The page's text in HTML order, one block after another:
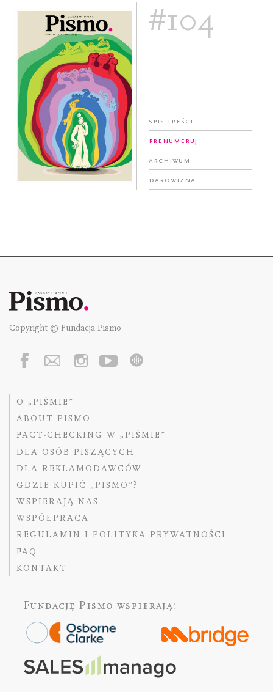
#104
Spis treści
Prenumeruj
Archiwum
Darowizna
Copyright © Fundacja Pismo
O „PIŚMIE”
ABOUT PISMO
FACT-CHECKING W „PIŚMIE”
DLA OSÓB PISZĄCYCH
DLA REKLAMODAWCÓW
GDZIE KUPIĆ „PISMO”?
WSPIERAJĄ NAS
WSPÓŁPRACA
REGULAMIN I POLITYKA PRYWATNOŚCI
FAQ
KONTAKT
Fundację Pismo wspierają: